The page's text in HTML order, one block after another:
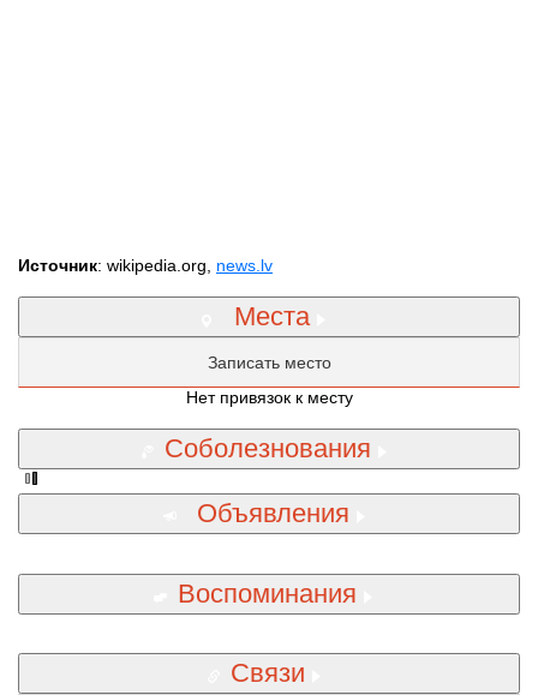
Источник: wikipedia.org, news.lv
Места
Записать место
Нет привязок к месту
Соболезнования
Объявления
Воспоминания
Связи